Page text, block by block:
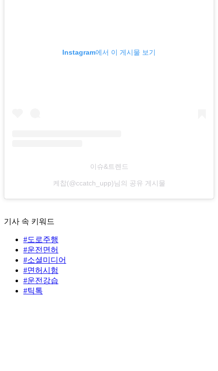
Instagram에서 이 게시물 보기
이슈&트렌드
케찹(@ccatch_upp)님의 공유 게시물
기사 속 키워드
#도로주행
#운전면허
#소셜미디어
#면허시험
#운전강습
#틱톡